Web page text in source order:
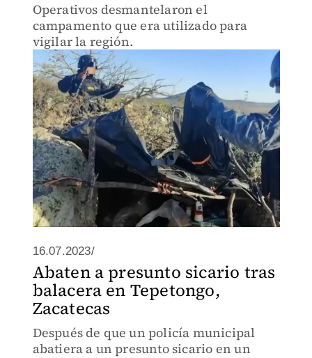
Operativos desmantelaron el
campamento que era utilizado para
vigilar la región.
16.07.2023/
Abaten a presunto sicario tras
balacera en Tepetongo,
Zacatecas
Después de que un policía municipal
abatiera a un presunto sicario en un